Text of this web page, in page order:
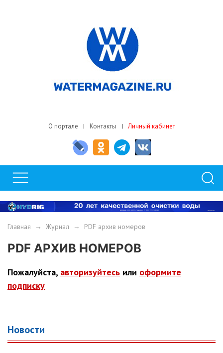
О портале Контакты Личный кабинет
Главная → Журнал → PDF архив номеров
PDF АРХИВ НОМЕРОВ
Пожалуйста, авторизуйтесь или оформите
подписку
Новости